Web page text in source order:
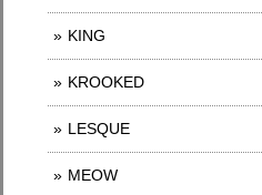
KING
KROOKED
LESQUE
MEOW